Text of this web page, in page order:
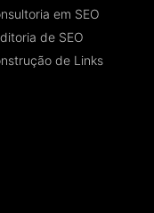
em SEO
de SEO
de Links